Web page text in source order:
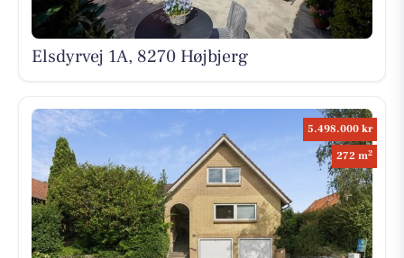
Elsdyrvej 1A, 8270 Højbjerg
5.498.000 kr
272 m2